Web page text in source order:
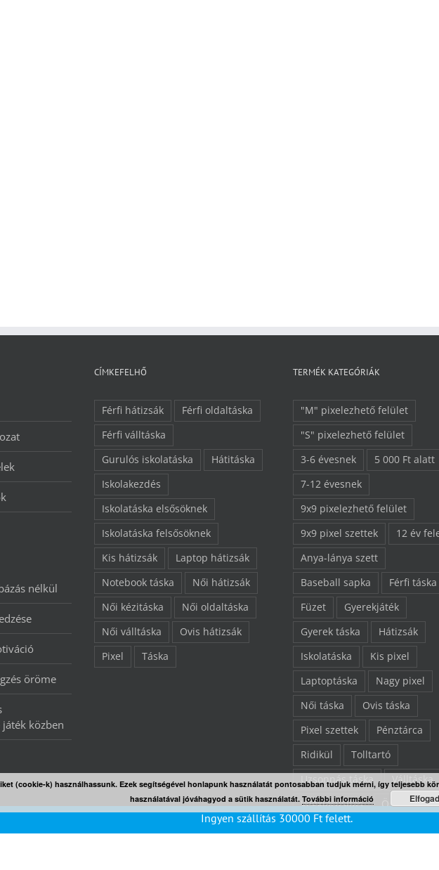
nélkül
öröme
közben
CÍMKEFELHŐ
Férfi hátizsák
Férfi oldaltáska
Férfi válltáska
Gurulós iskolatáska
Hátitáska
Iskolakezdés
Iskolatáska elsősöknek
Iskolatáska felsősöknek
Kis hátizsák
Laptop hátizsák
Notebook táska
Női hátizsák
Női kézitáska
Női oldaltáska
Női válltáska
Ovis hátizsák
Pixel
Táska
TERMÉK KATEGÓRIÁK
"M" pixelezhető felület
"S" pixelezhető felület
3-6 évesnek
5 000 Ft alatt
7-12 évesnek
9x9 pixelezhető felület
9x9 pixel szettek
12 év
Anya-lánya szett
Baseball sapka
Férfi táska
Füzet
Gyerekjáték
Gyerek táska
Hátizsák
Iskolatáska
Kis pixel
Laptoptáska
Nagy pixel
Női táska
Ovis táska
Pixel szettek
Pénztárca
Ridikül
Tolltartó
Uzsonnás táska
Válltáska
Végkiárusítás
Összes
Ingyen szállítás 30000 Ftfelett.
(cookie-k) használhassunk. Ezek segítségével honlapunk használatát pontosabban tudjuk mérni, így teljesebb
használatával jóváhagyod a sütik használatát. További információ Elfogad